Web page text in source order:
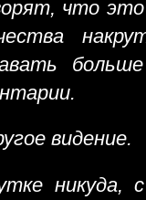
что
видение.
никуда,